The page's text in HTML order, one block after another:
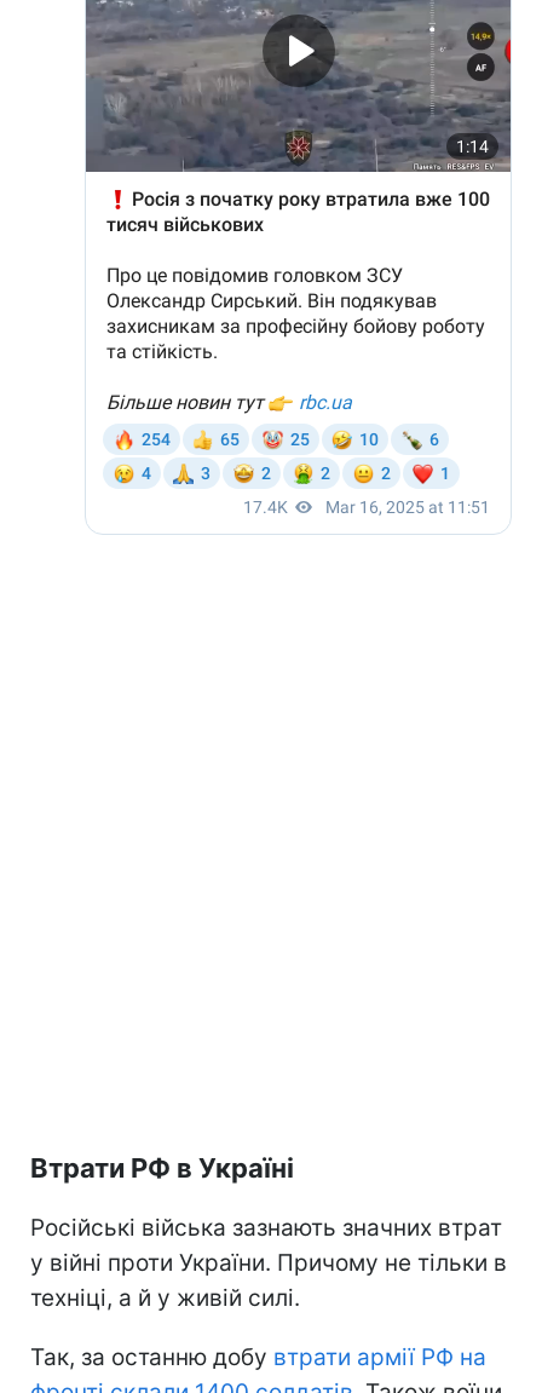
Втрати РФ в Україні
Російські війська зазнають значних втрат
у війні проти України. Причому не тільки в
техніці, а й у живій силі.
Так, за останню добу втрати армії РФ на